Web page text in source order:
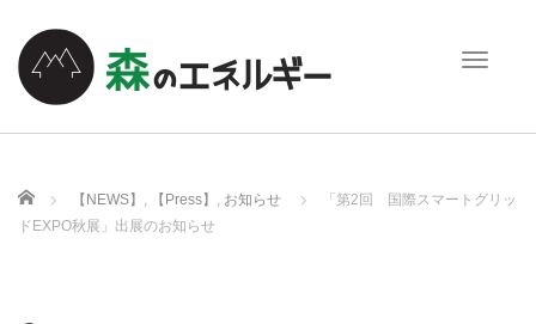
T
e
ホーム 【NEWS】 , 【Press】 , お知らせ
「第2回 国際スマートグリッ
ドEXPO秋展」出展のお知らせ